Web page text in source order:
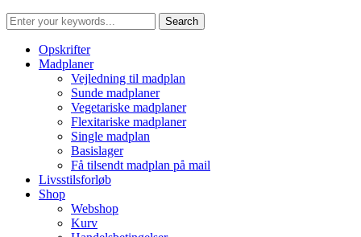
Opskrifter
Madplaner
Vejledning til madplan
Sunde madplaner
Vegetariske madplaner
Flexitariske madplaner
Single madplan
Basislager
Få tilsendt madplan på mail
Livsstilsforløb
Shop
Webshop
Kurv